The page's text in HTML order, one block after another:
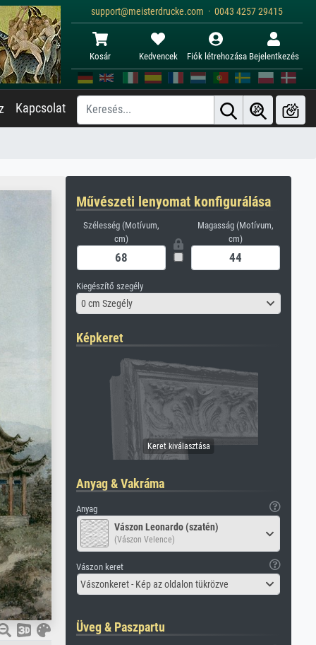
support@meisterdrucke.com · 0043 4257 29415
Kosár Kedvencek Fiók létrehozása Bejelentkezés
Kapcsolat
Művészeti lenyomat konfigurálása
Szélesség (Motívum,
cm)
Magasság (Motívum,
cm)
Kiegészítő szegély
0 cm Szegély
Képkeret
Anyag & Vakráma
Anyag
Vászon Leonardo (szatén)
(Vászon Velence)
Vászon keret
Vászonkeret - Kép az oldalon tükrözve
Üveg & Paszpartu